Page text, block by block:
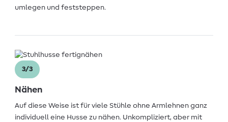
umlegen und feststeppen.
3/3
Nähen
Auf diese Weise ist für viele Stühle ohne Armlehnen ganz
individuell eine Husse zu nähen. Unkompliziert, aber mit